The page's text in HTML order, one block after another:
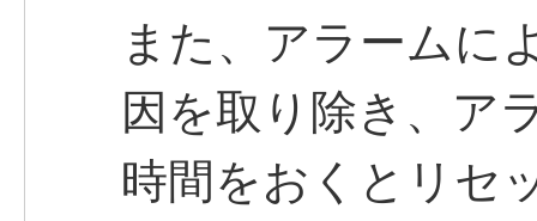
また、アラームに
因を取り除き、ア
時間をおくとリセ